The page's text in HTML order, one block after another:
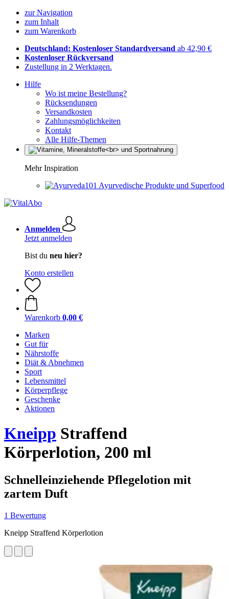
zur Navigation
zum Inhalt
zum Warenkorb
Deutschland: Kostenloser Standardversand ab 42,90 €
Kostenloser Rückversand
Zustellung in 2 Werktagen.
Hilfe
Wo ist meine Bestellung?
Rücksendungen
Versandkosten
Zahlungsmöglichkeiten
Kontakt
Alle Hilfe-Themen
Mehr Inspiration
Ayurvedische Produkte und Superfood
Anmelden
Jetzt anmelden
Bist du neu hier?
Konto erstellen
Warenkorb 0,00 €
Marken
Gut für
Nährstoffe
Diät & Abnehmen
Sport
Lebensmittel
Körperpflege
Geschenke
Aktionen
Kneipp Straffend
Körperlotion, 200 ml
Schnelleinziehende Pflegelotion mit
zartem Duft
1 Bewertung
Kneipp Straffend Körperlotion